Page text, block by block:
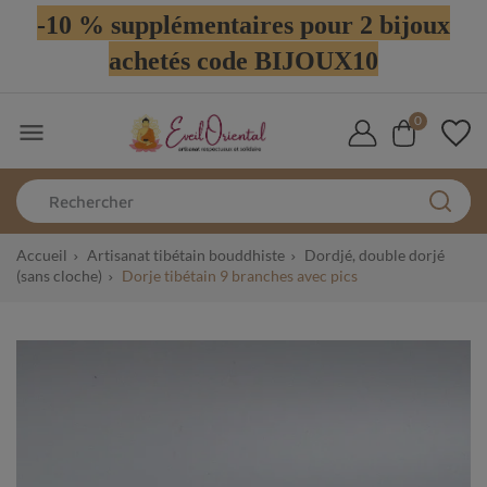
-10 % supplémentaires pour 2 bijoux
achetés code BIJOUX10
 0
Accueil Artisanat tibétain bouddhiste
Dordjé, double dorjé
(sans cloche)
Dorje tibétain 9 branches avec pics